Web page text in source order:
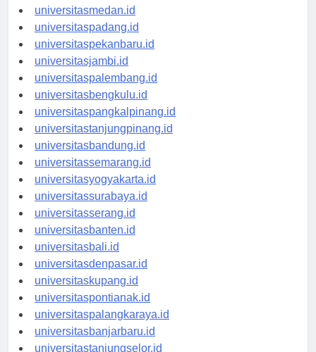
universitasaceh.id
universitasmedan.id
universitaspadang.id
universitaspekanbaru.id
universitasjambi.id
universitaspalembang.id
universitasbengkulu.id
universitaspangkalpinang.id
universitastanjungpinang.id
universitasbandung.id
universitassemarang.id
universitasyogyakarta.id
universitassurabaya.id
universitasserang.id
universitasbanten.id
universitasbali.id
universitasdenpasar.id
universitaskupang.id
universitaspontianak.id
universitaspalangkaraya.id
universitasbanjarbaru.id